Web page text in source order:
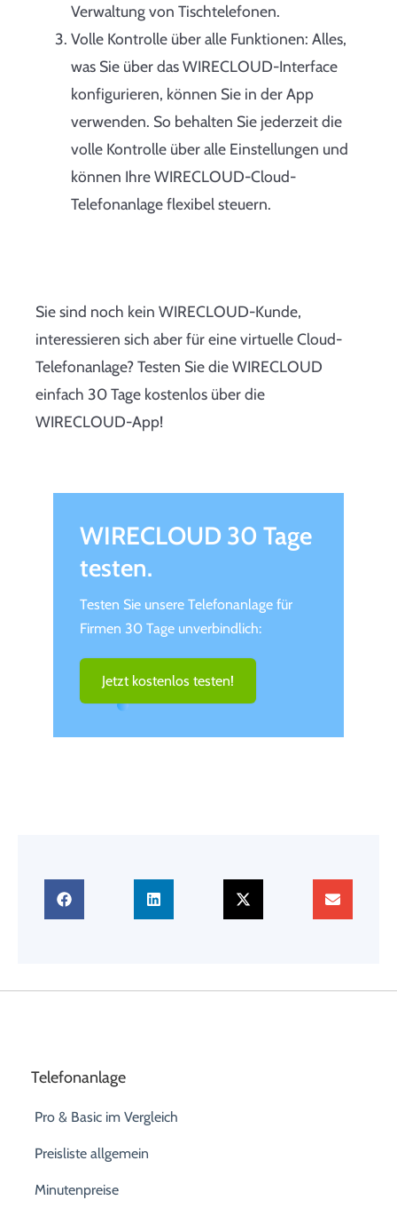
Verwaltung von Tischtelefonen.
Volle Kontrolle über alle Funktionen: Alles,
was Sie über das WIRECLOUD-Interface
konfigurieren, können Sie in der App
verwenden. So behalten Sie jederzeit die
volle Kontrolle über alle Einstellungen und
können Ihre WIRECLOUD-Cloud-
Telefonanlage flexibel steuern.
Sie sind noch kein WIRECLOUD-Kunde,
interessieren sich aber für eine virtuelle Cloud-
Telefonanlage? Testen Sie die WIRECLOUD
einfach 30 Tage kostenlos über die
WIRECLOUD-App!
WIRECLOUD 30 Tage
testen.
Testen Sie unsere Telefonanlage für
Firmen 30 Tage unverbindlich:
Jetzt kostenlos testen!
Telefonanlage
Pro & Basic im Vergleich
Preisliste allgemein
Minutenpreise